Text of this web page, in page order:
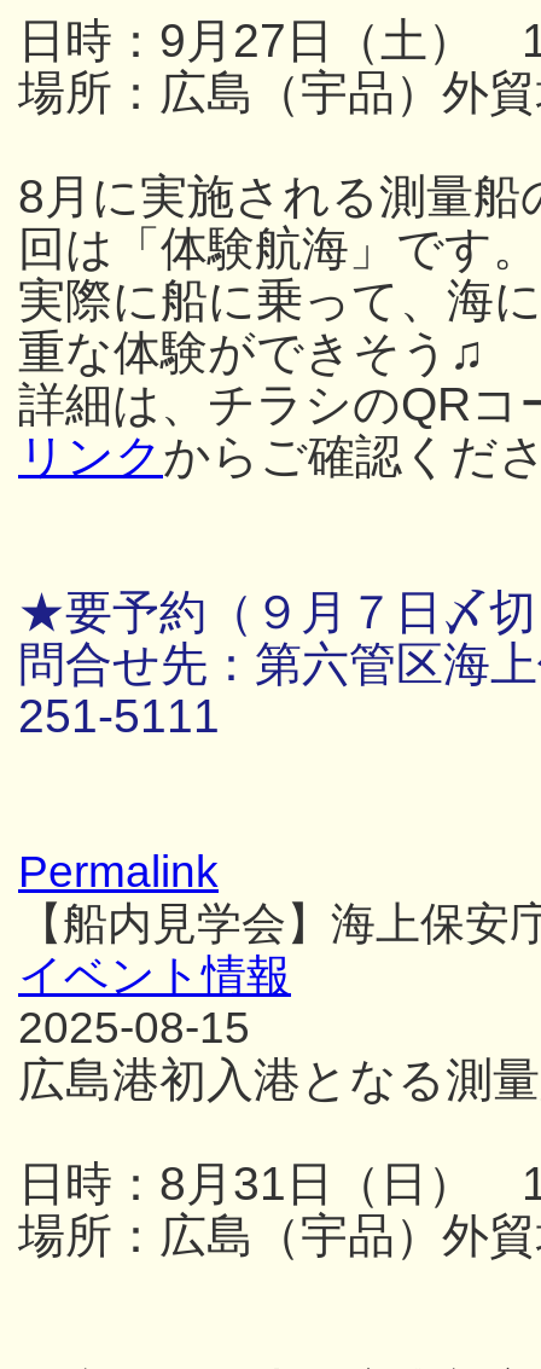
日時：9月27日（土）
場所：広島（宇品）外
8月に実施される測量
回は「体験航海」です。
実際に船に乗って、海
重な体験ができそう♫
詳細は、チラシのQRコ
リンクからご確認くだ
★要予約（９月７日〆
問合せ先：第六管区海
251-5111
Permalink
【船内見学会】海上保
イベント情報
2025-08-15
広島港初入港となる測
日時：8月31日（日）
場所：広島（宇品）外